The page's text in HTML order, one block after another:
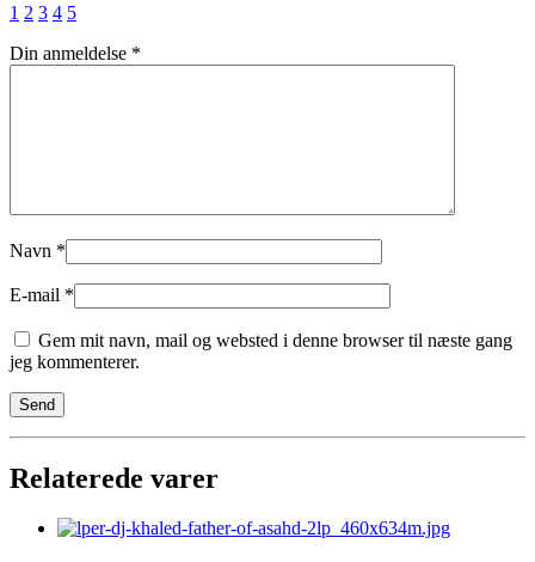
1 2 3 4 5
Din anmeldelse *
Navn *
E-mail *
Gem mit navn, mail og websted i denne browser til næste gang
jeg kommenterer.
Relaterede varer